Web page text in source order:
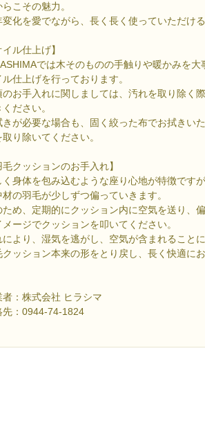
らこその魅力。
変化を愛でながら、長く長く使っていただける
イル仕上げ】
では木そのものの手触りや暖かみを
ル仕上げを行っております。
のお手入れに関しましては、汚れを取り除く
ださい。
きが必要な場合も、固く絞った布でお拭きい
り除いてください。
毛クッションのお手入れ】
く身体を包み込むような座り心地が特徴です
材の羽毛が少しずつ偏っていきます。
ため、定期的にクッション内に空気を送り、
メージでクッションを叩いてください。
により、湿気を逃がし、空気が含まれること
クッション本来の形をとり戻し、長く快適に
者：株式会社 ヒラシマ
先：0944-74-1824